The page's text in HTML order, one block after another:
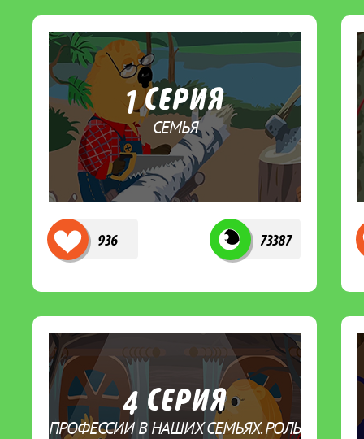
1 СЕРИЯ
СЕМЬЯ
936 73387
4 СЕРИЯ
ПРОФЕССИИ В НАШИХ СЕМЬЯХ. РОЛЬ